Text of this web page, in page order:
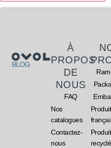
À
PROPOS
DE
NOUS
FAQ
Nos
catalogues
Contactez-
nous